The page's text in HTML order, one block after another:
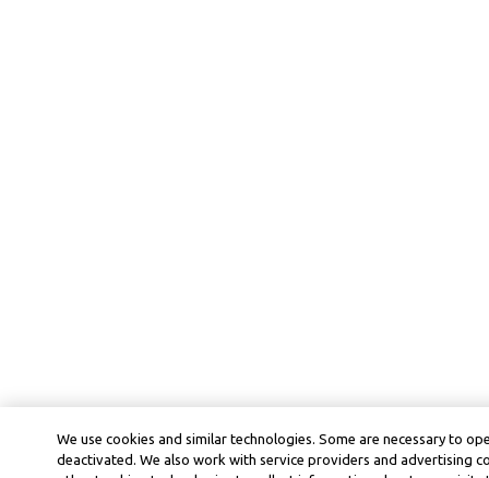
We use cookies and similar technologies. Some are necessary to
deactivated. We also work with service providers and advertising